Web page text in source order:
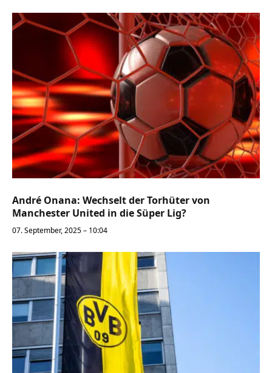
André Onana: Wechselt der Torhüter von
Manchester United in die Süper Lig?
07. September, 2025 – 10:04